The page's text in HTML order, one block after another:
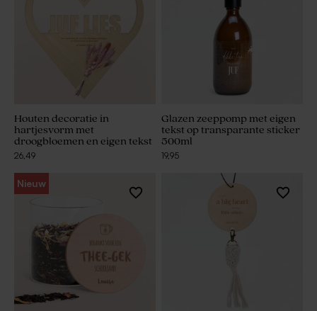
Houten decoratie in
hartjesvorm met
droogbloemen en eigen tekst
26,49
Glazen zeeppomp met eigen
tekst op transparante sticker
500ml
19,95
Nieuw